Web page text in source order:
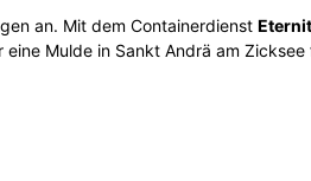
an. Mit dem Containerdienst
Mulde in Sankt Andrä am